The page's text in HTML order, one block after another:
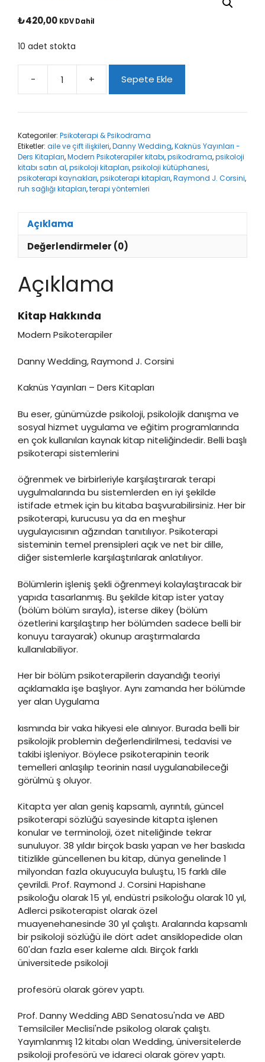
₺420,00 KDV Dahil
10 adet stokta
-
Modern
Psikoterapiler
adet
+ Sepete Ekle
Kategoriler: Psikoterapi & Psikodrama
Etiketler: aile ve çift ilişkileri,Danny Wedding,Kaknüs Yayınları -
Ders Kitapları,Modern Psikoterapiler kitabı,psikodrama,psikoloji
kitabı satın al,psikoloji kitapları,psikoloji kütüphanesi,
psikoterapi kaynakları,psikoterapi kitapları,Raymond J. Corsini,
ruh sağlığı kitapları,terapi yöntemleri
Açıklama
Değerlendirmeler (0)
Açıklama
Kitap Hakkında
Modern Psikoterapiler
Danny Wedding, Raymond J. Corsini
Kaknüs Yayınları – Ders Kitapları
Bu eser, günümüzde psikoloji, psikolojik danışma ve
sosyal hizmet uygulama ve eğitim programlarında
en çok kullanılan kaynak kitap niteliğindedir. Belli başlı
psikoterapi sistemlerini
öğrenmek ve birbirleriyle karşılaştırarak terapi
uygulmalarında bu sistemlerden en iyi şekilde
istifade etmek için bu kitaba başvurabilirsiniz. Her bir
psikoterapi, kurucusu ya da en meşhur
uygulayıcısının ağzından tanıtılıyor. Psikoterapi
sisteminin temel prensipleri açık ve net bir dille,
diğer sistemlerle karşılaştırılarak anlatılıyor.
Bölümlerin işleniş şekli öğrenmeyi kolaylaştıracak bir
yapıda tasarlanmış. Bu şekilde kitap ister yatay
(bölüm bölüm sırayla), isterse dikey (bölüm
özetlerini karşılaştırıp her bölümden sadece belli bir
konuyu tarayarak) okunup araştırmalarda
kullanılabiliyor.
Her bir bölüm psikoterapilerin dayandığı teoriyi
açıklamakla işe başlıyor. Aynı zamanda her bölümde
yer alan Uygulama
kısmında bir vaka hikyesi ele alınıyor. Burada belli bir
psikolojik problemin değerlendirilmesi, tedavisi ve
takibi işleniyor. Böylece psikoterapinin teorik
temelleri anlaşılıp teorinin nasıl uygulanabileceği
görülmü ş oluyor.
Kitapta yer alan geniş kapsamlı, ayrıntılı, güncel
psikoterapi sözlüğü sayesinde kitapta işlenen
konular ve terminoloji, özet niteliğinde tekrar
sunuluyor. 38 yıldır birçok baskı yapan ve her baskıda
titizlikle güncellenen bu kitap, dünya genelinde 1
milyondan fazla okuyucuyla buluştu, 15 farklı dile
çevrildi. Prof. Raymond J. Corsini Hapishane
psikoloğu olarak 15 yıl, endüstri psikoloğu olarak 10 yıl,
Adlerci psikoterapist olarak özel
muayenehanesinde 30 yıl çalıştı. Aralarında kapsamlı
bir psikoloji sözlüğü ile dört adet ansiklopedide olan
60'dan fazla eser kaleme aldı. Birçok farklı
üniversitede psikoloji
profesörü olarak görev yaptı.
Prof. Danny Wedding ABD Senatosu'nda ve ABD
Temsilciler Meclisi'nde psikolog olarak çalıştı.
Yayımlanmış 12 kitabı olan Wedding, üniversitelerde
psikoloji profesörü ve idareci olarak görev yaptı.